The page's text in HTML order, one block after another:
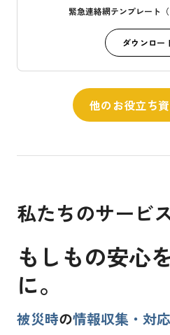
緊急連絡網テンプレート（
ダウンロー
他のお役立ち
私たちのサービ
もしもの安心を
に。
被災時の情報収集・対